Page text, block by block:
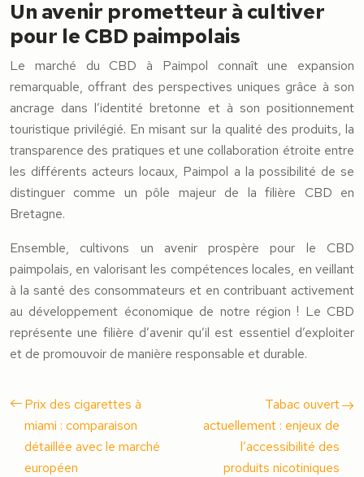
Un avenir prometteur à cultiver
pour le CBD paimpolais
Le marché du CBD à Paimpol connaît une expansion
remarquable, offrant des perspectives uniques grâce à son
ancrage dans l’identité bretonne et à son positionnement
touristique privilégié. En misant sur la qualité des produits, la
transparence des pratiques et une collaboration étroite entre
les différents acteurs locaux, Paimpol a la possibilité de se
distinguer comme un pôle majeur de la filière CBD en
Bretagne.
Ensemble, cultivons un avenir prospère pour le CBD
paimpolais, en valorisant les compétences locales, en veillant
à la santé des consommateurs et en contribuant activement
au développement économique de notre région ! Le CBD
représente une filière d’avenir qu’il est essentiel d’exploiter
et de promouvoir de manière responsable et durable.
Prix des cigarettes à
miami : comparaison
détaillée avec le marché
européen
Tabac ouvert
actuellement : enjeux de
l’accessibilité des
produits nicotiniques